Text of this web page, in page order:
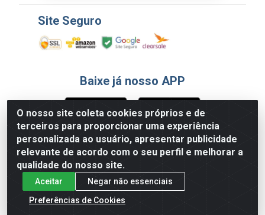
O nosso site coleta cookies próprios e de
terceiros para proporcionar uma experiência
personalizada ao usuário, apresentar publicidade
relevante de acordo com o seu perfil e melhorar a
qualidade do nosso site.
Aceitar
Negar não essenciais
Preferências de Cookies
Site Seguro
Baixe já nosso APP
Formas de Pagamento